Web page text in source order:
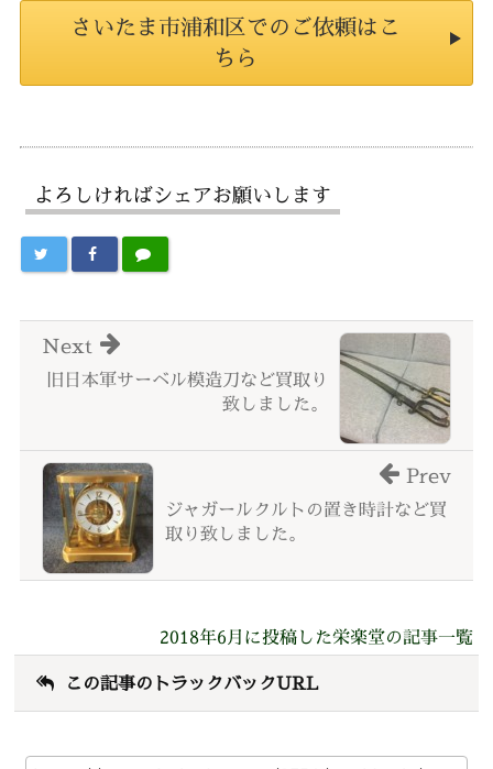
さいたま市浦和区でのご依頼はこ
ちら
よろしければシェアお願いします
旧日本軍サーベル模造刀など買取り
致しました。
Next
ジャガールクルトの置き時計など買
取り致しました。
Prev
2018年6月に投稿した栄楽堂の記事一覧
この記事のトラックバックURL